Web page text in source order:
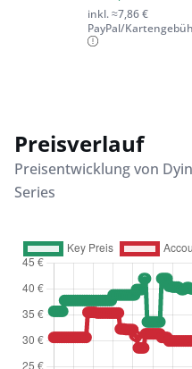
inkl. ≈7,86 €
PayPal/
Preisverlauf
Preisentwicklung von
Series